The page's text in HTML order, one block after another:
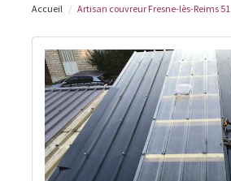
Accueil Artisan couvreur Fresne-lès-Reims 51